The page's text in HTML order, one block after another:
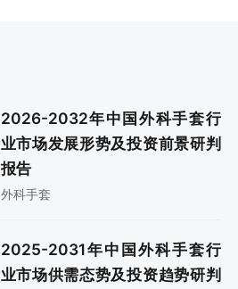
2026-2032年中国外科手套行
业市场发展形势及投资前景研判
报告
外科手套
2025-2031年中国外科手套行
业市场供需态势及投资趋势研判